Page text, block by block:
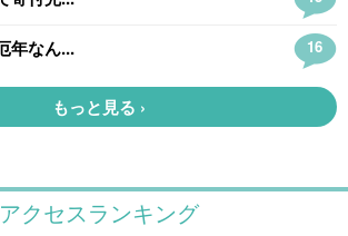
アクセスランキング